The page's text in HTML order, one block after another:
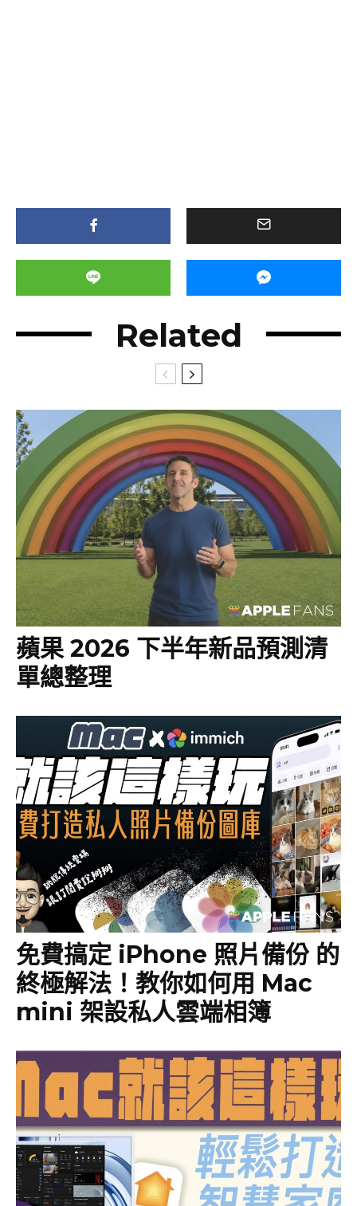
Related
蘋果 2026 下半年新品預測清
單總整理
免費搞定 iPhone 照片備份 的
終極解法！教你如何用 Mac
mini 架設私人雲端相簿